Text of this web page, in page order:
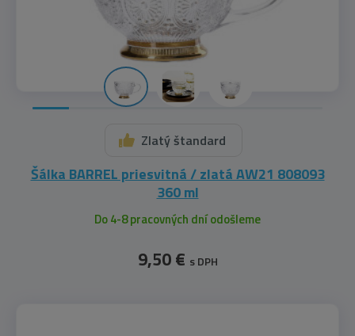
Zlatý štandard
Šálka BARREL priesvitná / zlatá AW21 808093
360 ml
Do 4-8 pracovných dní odošleme
9,50 € s DPH